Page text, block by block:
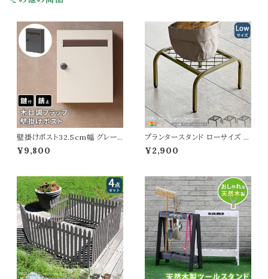
壁掛けポスト32.5cm幅 グレー
グレージュ 玄関ポスト 郵便ポス
ト 木目調 ダイヤルロック式ポスト
高さ42.5cm 郵便受け 横開き
春 夏 秋 冬 施錠付きポスト ダイ
ヤル式ポスト エクステリア 戸建
て 壁面ポスト DIY
¥9,800
プランタースタンド ローサイズ 2
5cm幅 1台単品 ブラック ゴール
ド グレー 幅25cm 奥行25cm
鉢植えスタンド 鉢植え台 フラワ
ースタンド フラワーラック 花台
花ラック おすすめ おしゃれ コン
パクト スチール製
¥2,900